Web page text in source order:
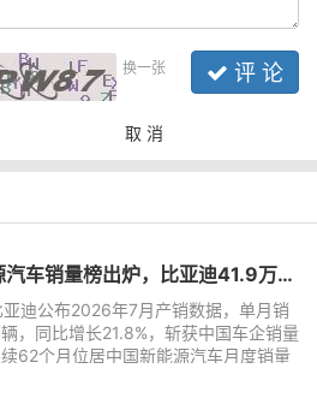
换一张 评 论
取 消
7月新能源汽车销量榜出炉，比亚迪41.9万辆稳居榜首
迪公布2026年7月产销数据，单月销
，同比增长21.8%，斩获中国车企销量
62个月位居中国新能源汽车月度销量
劲表现延续至下半年，继2026年上半